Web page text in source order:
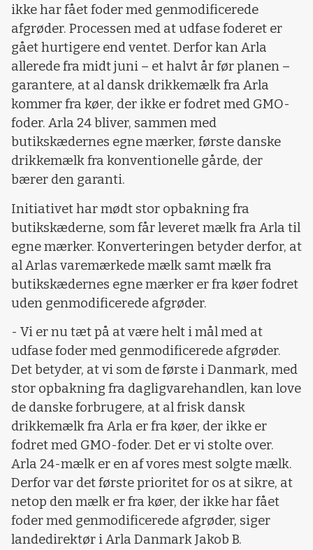
ikke har fået foder med genmodificerede
afgrøder. Processen med at udfase foderet er
gået hurtigere end ventet. Derfor kan Arla
allerede fra midt juni – et halvt år før planen –
garantere, at al dansk drikkemælk fra Arla
kommer fra køer, der ikke er fodret med GMO-
foder. Arla 24 bliver, sammen med
butikskædernes egne mærker, første danske
drikkemælk fra konventionelle gårde, der
bærer den garanti.
Initiativet har mødt stor opbakning fra
butikskæderne, som får leveret mælk fra Arla til
egne mærker. Konverteringen betyder derfor, at
al Arlas varemærkede mælk samt mælk fra
butikskædernes egne mærker er fra køer fodret
uden genmodificerede afgrøder.
- Vi er nu tæt på at være helt i mål med at
udfase foder med genmodificerede afgrøder.
Det betyder, at vi som de første i Danmark, med
stor opbakning fra dagligvarehandlen, kan love
de danske forbrugere, at al frisk dansk
drikkemælk fra Arla er fra køer, der ikke er
fodret med GMO-foder. Det er vi stolte over.
Arla 24-mælk er en af vores mest solgte mælk.
Derfor var det første prioritet for os at sikre, at
netop den mælk er fra køer, der ikke har fået
foder med genmodificerede afgrøder, siger
landedirektør i Arla Danmark Jakob B.